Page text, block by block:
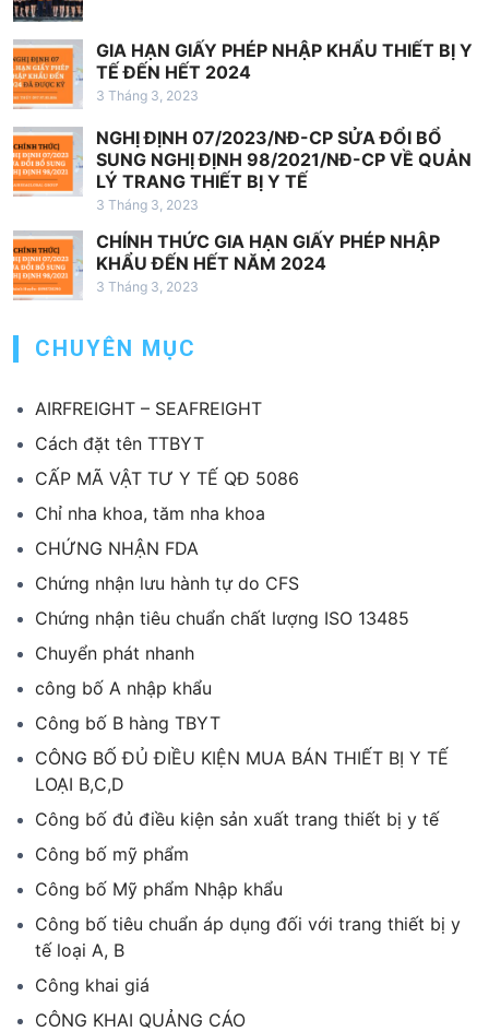
t
GIA HẠN GIẤY PHÉP NHẬP KHẨU THIẾT BỊ Y
TẾ ĐẾN HẾT 2024
3 Tháng 3, 2023
NGHỊ ĐỊNH 07/2023/NĐ-CP SỬA ĐỔI BỔ
SUNG NGHỊ ĐỊNH 98/2021/NĐ-CP VỀ QUẢN
LÝ TRANG THIẾT BỊ Y TẾ
3 Tháng 3, 2023
CHÍNH THỨC GIA HẠN GIẤY PHÉP NHẬP
KHẨU ĐẾN HẾT NĂM 2024
3 Tháng 3, 2023
CHUYÊN MỤC
AIRFREIGHT – SEAFREIGHT
Cách đặt tên TTBYT
CẤP MÃ VẬT TƯ Y TẾ QĐ 5086
Chỉ nha khoa, tăm nha khoa
CHỨNG NHẬN FDA
Chứng nhận lưu hành tự do CFS
Chứng nhận tiêu chuẩn chất lượng ISO 13485
Chuyển phát nhanh
công bố A nhập khẩu
Công bố B hàng TBYT
CÔNG BỐ ĐỦ ĐIỀU KIỆN MUA BÁN THIẾT BỊ Y TẾ
LOẠI B,C,D
Công bố đủ điều kiện sản xuất trang thiết bị y tế
Công bố mỹ phẩm
Công bố Mỹ phẩm Nhập khẩu
Công bố tiêu chuẩn áp dụng đối với trang thiết bị y
tế loại A, B
Công khai giá
CÔNG KHAI QUẢNG CÁO